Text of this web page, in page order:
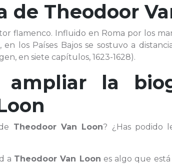
de Theodoor
flamenco. Influido en Roma por los
en los Países Bajos se sostuvo a
en siete capítulos, 1623-1628).
ampliar la
Theodoor Van Loon? ¿Has podido
a Theodoor Van Loon es algo que